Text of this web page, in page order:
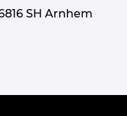
SH Arnhem